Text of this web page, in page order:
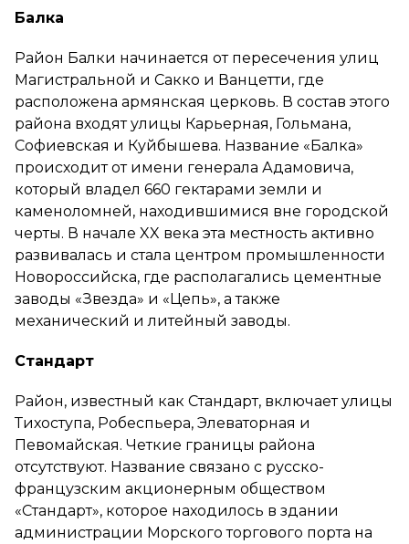
Балка
Район Балки начинается от пересечения улиц
Магистральной и Сакко и Ванцетти, где
расположена армянская церковь. В состав этого
района входят улицы Карьерная, Гольмана,
Софиевская и Куйбышева. Название «Балка»
происходит от имени генерала Адамовича,
который владел 660 гектарами земли и
каменоломней, находившимися вне городской
черты. В начале XX века эта местность активно
развивалась и стала центром промышленности
Новороссийска, где располагались цементные
заводы «Звезда» и «Цепь», а также
механический и литейный заводы.
Стандарт
Район, известный как Стандарт, включает улицы
Тихоступа, Робеспьера, Элеваторная и
Певомайская. Четкие границы района
отсутствуют. Название связано с русско-
французским акционерным обществом
«Стандарт», которое находилось в здании
администрации Морского торгового порта на